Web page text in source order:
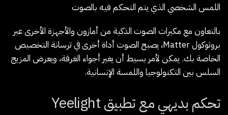
اللمس الشخصي الذي يتم التحكم فيه بالصوت
بالتعاون مع مكبرات الصوت الذكية من أمازون والأجهزة الأخرى عبر
بروتوكول Matter، يصبح الصوت أداة أخرى في ترسانة التخصيص
الخاصة بك. يمكن لأمر بسيط أن يغير أجواء الغرفة، ويعرض المزيج
السلس بين التكنولوجيا واللمسة الإنسانية.
تحكم بديهي مع تطبيق Yeelight